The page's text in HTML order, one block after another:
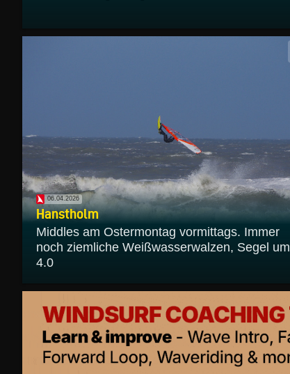
06.04.2026
Hanstholm
Middles am Ostermontag vormittags. Immer
noch ziemliche Weißwasserwalzen, Segel um
4.0